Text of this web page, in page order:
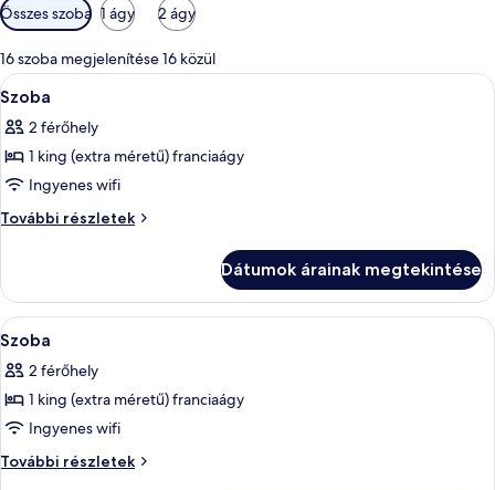
Szobákhoz
rendelkezésre
álló
szűrők
Összes szoba 1 ágy 2 ágy
16 szoba megjelenítése 16 közül
A
következő
szoba
összes
képének
megtekintése:
Egy üveg homlokzattal rendelkező
1
Szoba
2 férőhely
1 king (extra méretű) franciaágy
Ingyenes wifi
További részletek
Szoba
Dátumok árainak megtekintése
A
következő
szoba
összes
képének
megtekintése:
Egy üveg homlokzattal rendelkező
1
Szoba
2 férőhely
1 king (extra méretű) franciaágy
Ingyenes wifi
További részletek
Szoba